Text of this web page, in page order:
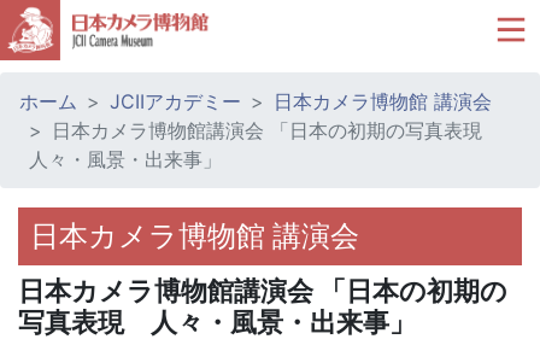
ホーム JCIIアカデミー
日本カメラ博物館 講演会
日本カメラ博物館講演会 「日本の初期の写真表現
人々・風景・出来事」
日本カメラ博物館 講演会
日本カメラ博物館講演会 「日本の初期の
写真表現 人々・風景・出来事」